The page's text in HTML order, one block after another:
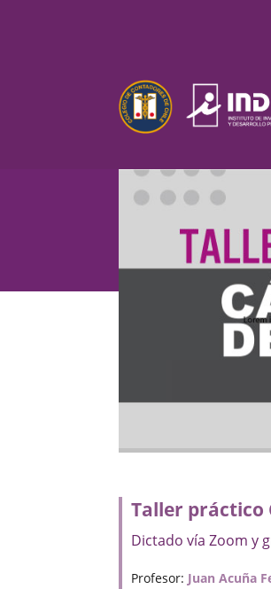
Taller práctico
Dictado vía Zoom y
Profesor: Juan Acuña